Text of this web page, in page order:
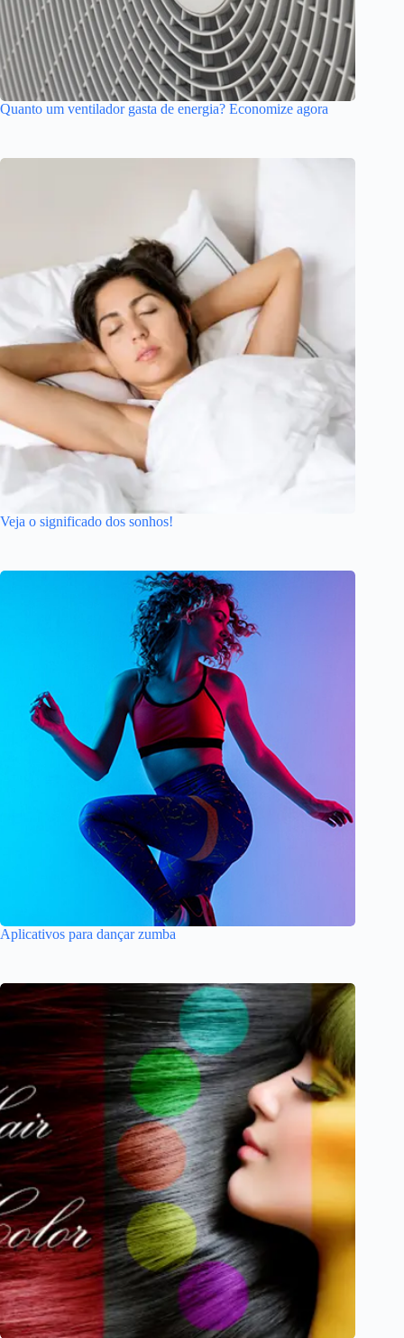
Quanto um ventilador gasta de energia? Economize agora
Veja o significado dos sonhos!
Aplicativos para dançar zumba